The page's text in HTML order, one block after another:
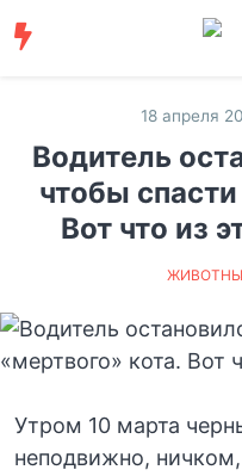
18 апреля
Водитель
чтобы
Вот что из
Утром 10 марта
неподвижно,